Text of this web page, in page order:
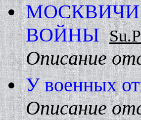
МОСКВИЧИ
ВОЙHЫ
Описание
У военных
Описание